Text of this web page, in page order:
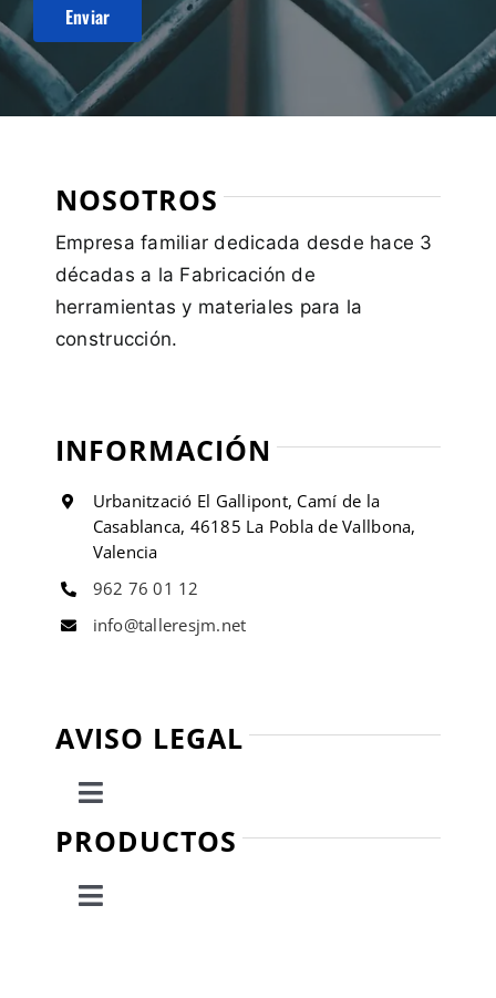
NOSOTROS
Empresa familiar dedicada desde hace 3
décadas a la Fabricación de
herramientas y materiales para la
construcción.
INFORMACIÓN
Urbanització El Gallipont, Camí de la
Casablanca, 46185 La Pobla de Vallbona,
Valencia
962 76 01 12
info@talleresjm.net
AVISO LEGAL
Toggle
Política de privacidad
PRODUCTOS
Toggle